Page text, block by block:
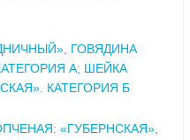
ГОВЯДИНА
А; ШЕЙКА
КАТЕГОРИЯ Б
«ГУБЕРНСКАЯ»,